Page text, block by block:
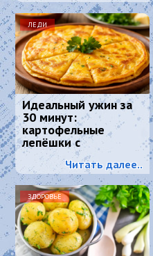
ЛЕДИ
Идеальный ужин за
30 минут:
картофельные
лепёшки с
хрустящей корочкой
и тягучим сыром
Читать далее..
ЗДОРОВЬЕ